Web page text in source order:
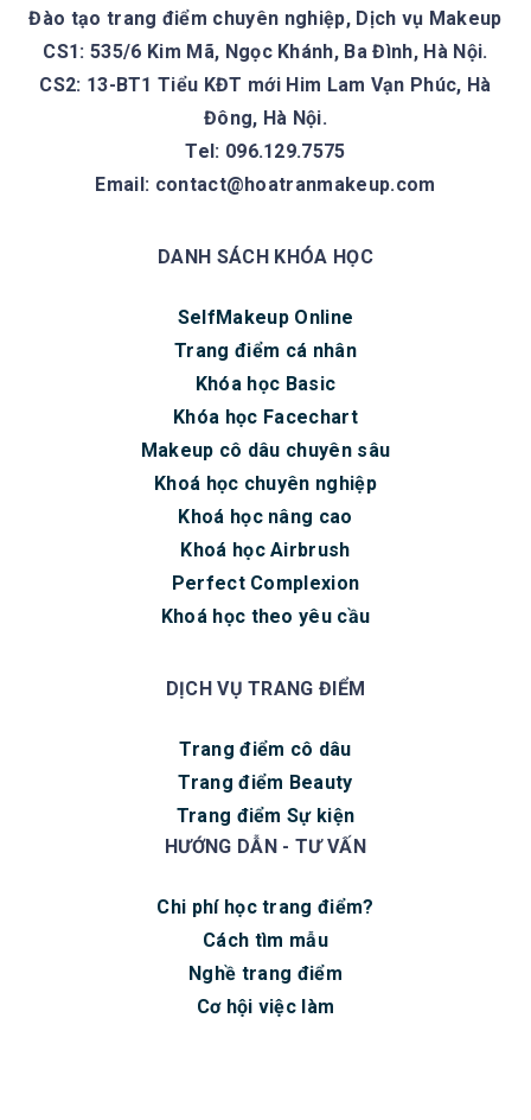
Đào tạo trang điểm chuyên nghiệp, Dịch vụ Makeup
CS1: 535/6 Kim Mã, Ngọc Khánh, Ba Đình, Hà Nội.
CS2: 13-BT1 Tiểu KĐT mới Him Lam Vạn Phúc, Hà
Đông, Hà Nội.
Tel: 096.129.7575
Email: contact@hoatranmakeup.com
DANH SÁCH KHÓA HỌC
SelfMakeup Online
Trang điểm cá nhân
Khóa học Basic
Khóa học Facechart
Makeup cô dâu chuyên sâu
Khoá học chuyên nghiệp
Khoá học nâng cao
Khoá học Airbrush
Perfect Complexion
Khoá học theo yêu cầu
DỊCH VỤ TRANG ĐIỂM
Trang điểm cô dâu
Trang điểm Beauty
Trang điểm Sự kiện
HƯỚNG DẪN - TƯ VẤN
Chi phí học trang điểm?
Cách tìm mẫu
Nghề trang điểm
Cơ hội việc làm